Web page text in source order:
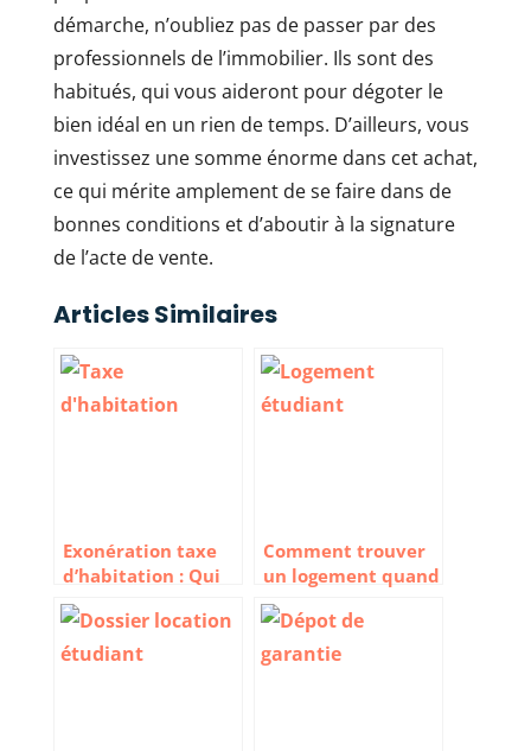
démarche, n’oubliez pas de passer par des
professionnels de l’immobilier. Ils sont des
habitués, qui vous aideront pour dégoter le
bien idéal en un rien de temps. D’ailleurs, vous
investissez une somme énorme dans cet achat,
ce qui mérite amplement de se faire dans de
bonnes conditions et d’aboutir à la signature
de l’acte de vente.
Articles Similaires
Exonération taxe
d’habitation : Qui
concerne-t-elle ?
Comment trouver
un logement quand
on est étudiant